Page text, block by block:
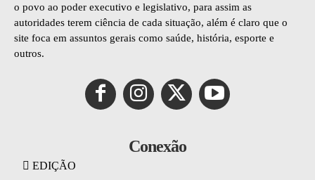
o povo ao poder executivo e legislativo, para assim as
autoridades terem ciência de cada situação, além é claro que o
site foca em assuntos gerais como saúde, história, esporte e
outros.
Conexão
EDIÇÃO